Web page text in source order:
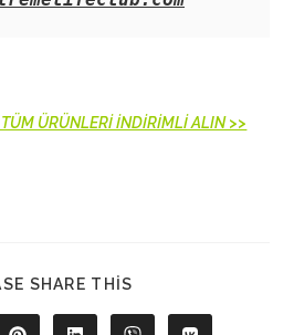
ÜRÜNLERİ İNDİRİMLİ ALIN >>
SHARE THIS
CONTENT